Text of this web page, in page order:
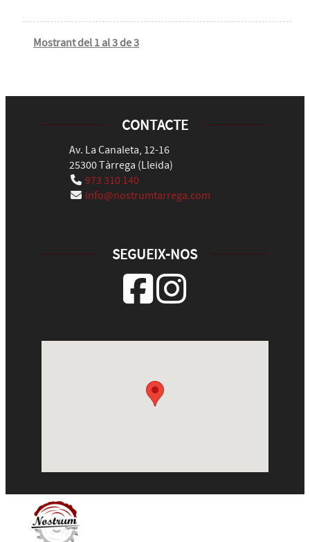
Mostrant del 1 al 3 de 3
CONTACTE
Av. La Canaleta, 12-16
25300Tàrrega (Lleida)
973 310 140
info@nostrumtarrega.com
SEGUEIX-NOS